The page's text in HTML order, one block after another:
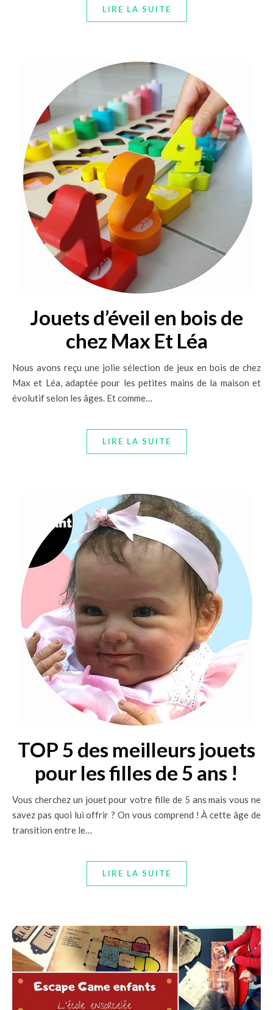
LIRE LA SUITE
Jouets d’éveil en bois de
chez Max Et Léa
Nous avons reçu une jolie sélection de jeux en bois de chez
Max et Léa, adaptée pour les petites mains de la maison et
évolutif selon les âges. Et comme…
LIRE LA SUITE
TOP 5 des meilleurs jouets
pour les filles de 5 ans !
Vous cherchez un jouet pour votre fille de 5 ans mais vous ne
savez pas quoi lui offrir ? On vous comprend ! À cette âge de
transition entre le…
LIRE LA SUITE